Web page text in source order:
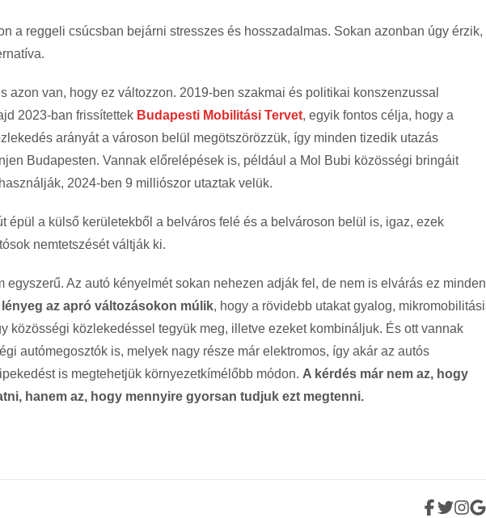
a reggeli csúcsban bejárni stresszes és hosszadalmas. Sokan azonban úgy érzik,
azon van, hogy ez változzon. 2019-ben szakmai és politikai konszenzussal
2023-ban frissítettek Budapesti Mobilitási Tervet, egyik fontos célja, hogy a
arányát a városon belül megötszörözzük, így minden tizedik utazás
Budapesten. Vannak előrelépések is, például a Mol Bubi közösségi bringáit
2024-ben 9 milliószor utaztak velük.
épül a külső kerületekből a belváros felé és a belvároson belül is, igaz, ezek
nemtetszését váltják ki.
egyszerű. Az autó kényelmét sokan nehezen adják fel, de nem is elvárás ez minden
lényeg az apró változásokon múlik, hogy a rövidebb utakat gyalog, mikromobilitási
közösségi közlekedéssel tegyük meg, illetve ezeket kombináljuk. És ott vannak
autómegosztók is, melyek nagy része már elektromos, így akár az autós
is megtehetjük környezetkímélőbb módon. A kérdés már nem az, hogy
hanem az, hogy mennyire gyorsan tudjuk ezt megtenni.